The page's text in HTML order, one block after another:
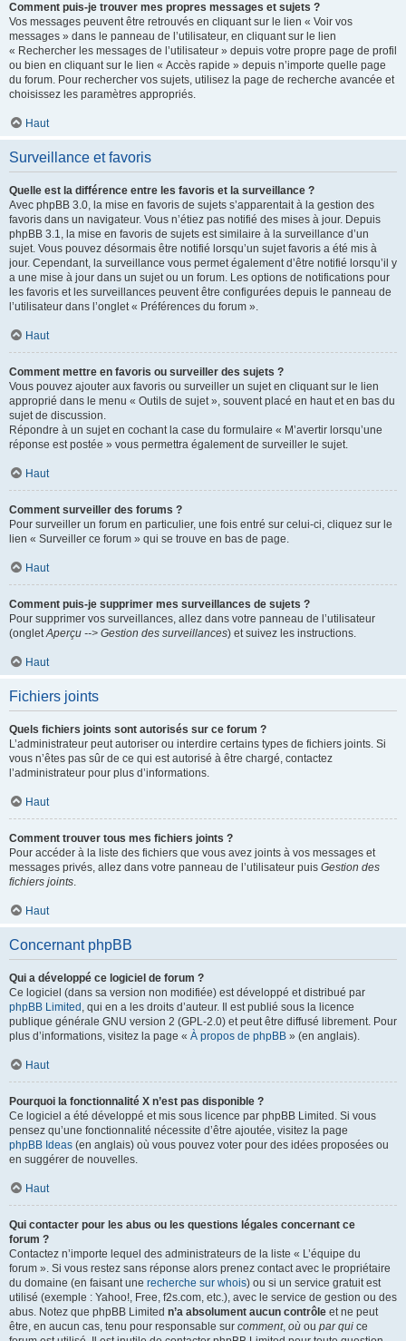
Comment puis-je trouver mes propres messages et sujets ?
Vos messages peuvent être retrouvés en cliquant sur le lien « Voir vos
messages » dans le panneau de l’utilisateur, en cliquant sur le lien
« Rechercher les messages de l’utilisateur » depuis votre propre page de profil
ou bien en cliquant sur le lien « Accès rapide » depuis n’importe quelle page
du forum. Pour rechercher vos sujets, utilisez la page de recherche avancée et
choisissez les paramètres appropriés.
Haut
Surveillance et favoris
Quelle est la différence entre les favoris et la surveillance ?
Avec phpBB 3.0, la mise en favoris de sujets s’apparentait à la gestion des
favoris dans un navigateur. Vous n’étiez pas notifié des mises à jour. Depuis
phpBB 3.1, la mise en favoris de sujets est similaire à la surveillance d’un
sujet. Vous pouvez désormais être notifié lorsqu’un sujet favoris a été mis à
jour. Cependant, la surveillance vous permet également d’être notifié lorsqu’il y
a une mise à jour dans un sujet ou un forum. Les options de notifications pour
les favoris et les surveillances peuvent être configurées depuis le panneau de
l’utilisateur dans l’onglet « Préférences du forum ».
Haut
Comment mettre en favoris ou surveiller des sujets ?
Vous pouvez ajouter aux favoris ou surveiller un sujet en cliquant sur le lien
approprié dans le menu « Outils de sujet », souvent placé en haut et en bas du
sujet de discussion.
Répondre à un sujet en cochant la case du formulaire « M’avertir lorsqu’une
réponse est postée » vous permettra également de surveiller le sujet.
Haut
Comment surveiller des forums ?
Pour surveiller un forum en particulier, une fois entré sur celui-ci, cliquez sur le
lien « Surveiller ce forum » qui se trouve en bas de page.
Haut
Comment puis-je supprimer mes surveillances de sujets ?
Pour supprimer vos surveillances, allez dans votre panneau de l’utilisateur
(ongletAperçu --> Gestion des surveillances) et suivez les instructions.
Haut
Fichiers joints
Quels fichiers joints sont autorisés sur ce forum ?
L’administrateur peut autoriser ou interdire certains types de fichiers joints. Si
vous n’êtes pas sûr de ce qui est autorisé à être chargé, contactez
l’administrateur pour plus d’informations.
Haut
Comment trouver tous mes fichiers joints ?
Pour accéder à la liste des fichiers que vous avez joints à vos messages et
messages privés, allez dans votre panneau de l’utilisateur puis Gestion des
fichiers joints.
Haut
Concernant phpBB
Qui a développé ce logiciel de forum ?
Ce logiciel (dans sa version non modifiée) est développé et distribué par
phpBB Limited , qui en a les droits d’auteur. Il est publié sous la licence
publique générale GNU version 2 (GPL-2.0) et peut être diffusé librement. Pour
plus d’informations, visitez la page « À propos de phpBB » (en anglais).
Haut
Pourquoi la fonctionnalité X n’est pas disponible ?
Ce logiciel a été développé et mis sous licence par phpBB Limited. Si vous
pensez qu’une fonctionnalité nécessite d’être ajoutée, visitez la page
phpBB Ideas (en anglais) où vous pouvez voter pour des idées proposées ou
en suggérer de nouvelles.
Haut
Qui contacter pour les abus ou les questions légales concernant ce
forum ?
Contactez n’importe lequel des administrateurs de la liste « L’équipe du
forum ». Si vous restez sans réponse alors prenez contact avec le propriétaire
du domaine (en faisant une recherche sur whois) ou si un service gratuit est
utilisé (exemple : Yahoo!, Free, f2s.com, etc.), avec le service de gestion ou des
abus. Notez que phpBB Limited n’a absolument aucun contrôle et ne peut
être, en aucun cas, tenu pour responsable sur comment, où ou par qui ce